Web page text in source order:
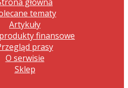
tematy
Artykuły
finansowe
prasy
O serwisie
Sklep